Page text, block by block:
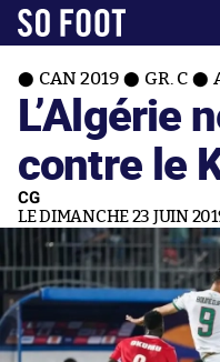
CAN 2019 GR. C
L’Algérie
contre le
CG
LE DIMANCHE 23 JUIN